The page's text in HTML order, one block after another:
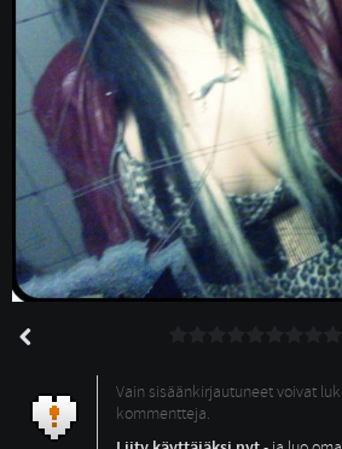
Vain sisäänkirjautuneet voivat
kommentteja.